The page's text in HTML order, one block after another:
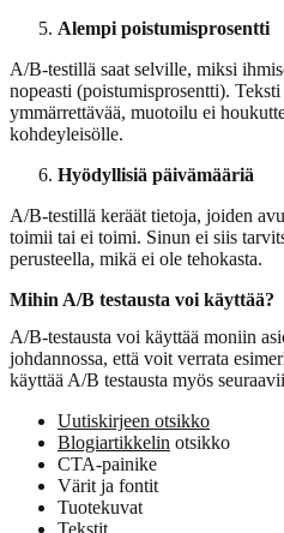
Alempi poistumisprosentti
A/B-testillä saat selville, miksi
nopeasti (poistumisprosentti).
ymmärrettävää, muotoilu ei
kohdeyleisölle.
Hyödyllisiä päivämääriä
A/B-testillä keräät tietoja, joiden
toimii tai ei toimi. Sinun ei siis
perusteella, mikä ei ole tehokasta.
Mihin A/B testausta voi käyttää?
A/B-testausta voi käyttää moniin
johdannossa, että voit verrata
käyttää A/B testausta myös
Uutiskirjeen otsikko
Blogiartikkelin otsikko
CTA-painike
Värit ja fontit
Tuotekuvat